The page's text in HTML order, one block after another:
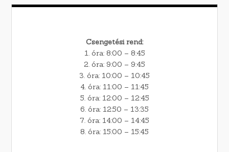
Csengetési rend:
1. óra: 8:00 – 8:45
2. óra: 9:00 – 9:45
3. óra: 10:00 – 10:45
4. óra: 11:00 – 11:45
5. óra: 12:00 – 12:45
6. óra: 12:50 – 13:35
7. óra: 14:00 – 14:45
8. óra: 15:00 – 15:45